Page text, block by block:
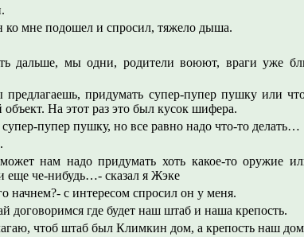
ко мне подошел и спросил, тяжело дыша.
дальше, мы одни, родители воюют, враги уже
придумать супер-пупер пушку или
объект. На этот раз это был кусок шифера.
пупер пушку, но все равно надо что-то делать…
нам надо придумать хоть какое-то оружие
че-нибудь…- сказал я Жэке
начнем?- с интересом спросил он у меня.
договоримся где будет наш штаб и наша крепость.
чтоб штаб был Климкин дом, а крепость наш